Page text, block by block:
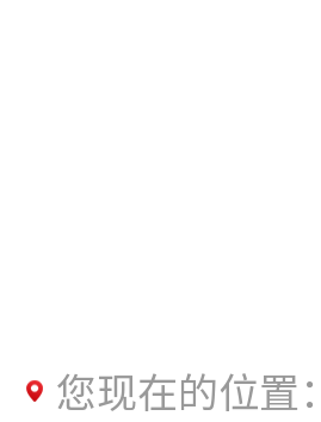
您现在的位置：